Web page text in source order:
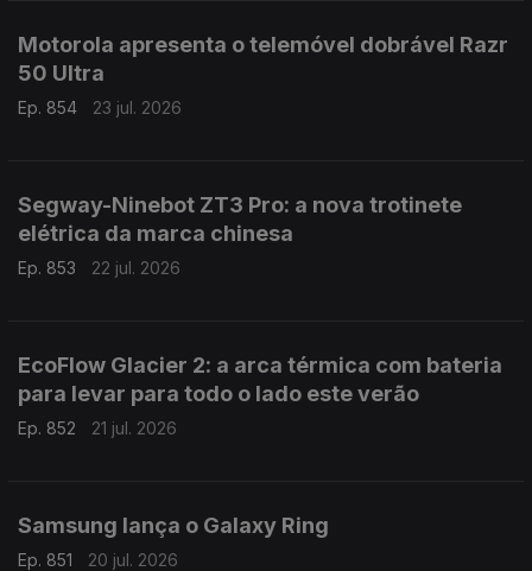
Motorola apresenta o telemóvel dobrável Razr
50 Ultra
Ep. 854 23 jul. 2026
Segway-Ninebot ZT3 Pro: a nova trotinete
elétrica da marca chinesa
Ep. 853 22 jul. 2026
EcoFlow Glacier 2: a arca térmica com bateria
para levar para todo o lado este verão
Ep. 852 21 jul. 2026
Samsung lança o Galaxy Ring
Ep. 851 20 jul. 2026